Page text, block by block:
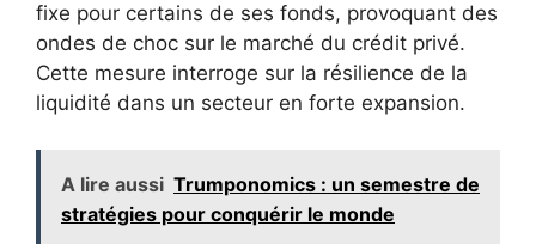
fixe pour certains de ses fonds, provoquant des
ondes de choc sur le marché du crédit privé.
Cette mesure interroge sur la résilience de la
liquidité dans un secteur en forte expansion.
A lire aussi Trumponomics : un semestre de
stratégies pour conquérir le monde